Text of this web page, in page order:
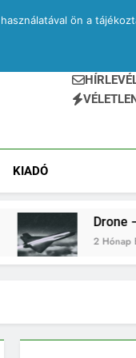
KIADÓ
Drone – egy
2 Hónap Ezelőtt
ön a